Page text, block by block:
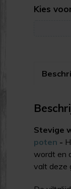
Kies
Stevige
poten -
wordt en
valt deze